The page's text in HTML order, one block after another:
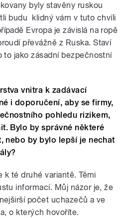
byly stavěny ruskou
budu klidný vám v tuto chvíli
Evropa je závislá na ropě
převážně z Ruska. Staví
to jako zásadní bezpečnostní
vnitra k zadávací
i doporučení, aby se firmy,
pohledu rizikem,
Bylo by správné některé
nebo by bylo lepší je nechat
k té druhé variantě. Těmi
informací. Můj názor je, že
počet uchazečů a ve
o kterých hovoříte.